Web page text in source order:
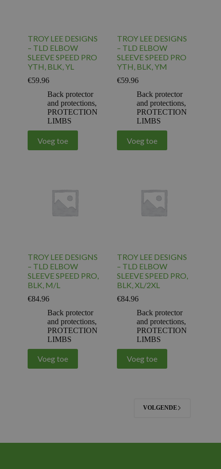
TROY LEE DESIGNS
– TLD ELBOW
SLEEVE SPEED PRO
YTH, BLK, YL
€59.96
Back protector
and protections,
PROTECTION
LIMBS
Voeg toe
TROY LEE DESIGNS
– TLD ELBOW
SLEEVE SPEED PRO
YTH, BLK, YM
€59.96
Back protector
and protections,
PROTECTION
LIMBS
Voeg toe
TROY LEE DESIGNS
– TLD ELBOW
SLEEVE SPEED PRO,
BLK, M/L
€84.96
Back protector
and protections,
PROTECTION
LIMBS
Voeg toe
TROY LEE DESIGNS
– TLD ELBOW
SLEEVE SPEED PRO,
BLK, XL/2XL
€84.96
Back protector
and protections,
PROTECTION
LIMBS
Voeg toe
VOLGENDE